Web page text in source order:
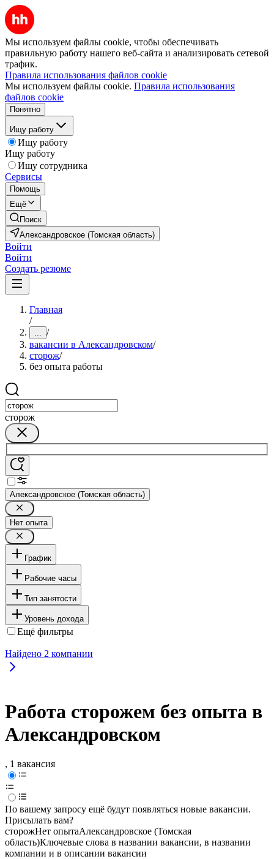
Мы используем файлы cookie, чтобы обеспечивать
правильную работу нашего веб-сайта и анализировать сетевой
трафик.
Правила использования файлов cookie
Мы используем файлы cookie. Правила использования
файлов cookie
Понятно
Ищу работу
Ищу работу
Ищу работу
Ищу сотрудника
Сервисы
Помощь
Ещё
Поиск
Александровское (Томская область)
Войти
Войти
Создать резюме
Главная
/
... /
вакансии в Александровском/
сторож/
без опыта работы
сторож
Александровское (Томская область)
Нет опыта
График
Рабочие часы
Тип занятости
Уровень дохода
Ещё фильтры
Найдено 2 компании
Работа сторожем без опыта в
Александровском
, 1 вакансия
По вашему запросу ещё будут появляться новые вакансии.
Присылать вам?
сторожНет опытаАлександровское (Томская
область)Ключевые слова в названии вакансии, в названии
компании и в описании вакансии